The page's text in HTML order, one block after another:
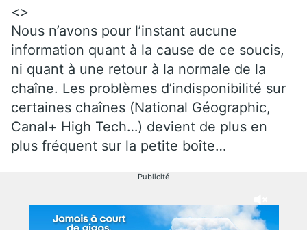
<>
Nous n’avons pour l’instant aucune
information quant à la cause de ce soucis,
ni quant à une retour à la normale de la
chaîne. Les problèmes d’indisponibilité sur
certaines chaînes (National Géographic,
Canal+ High Tech…) devient de plus en
plus fréquent sur la petite boîte…
Publicité